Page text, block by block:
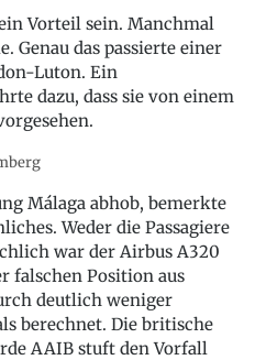
Vorteil sein. Manchmal
Genau das passierte einer
Luton. Ein
dazu, dass sie von einem
Málaga abhob, bemerkte
Weder die Passagiere
war der Airbus A320
falschen Position aus
deutlich weniger
berechnet. Die britische
AAIB stuft den Vorfall